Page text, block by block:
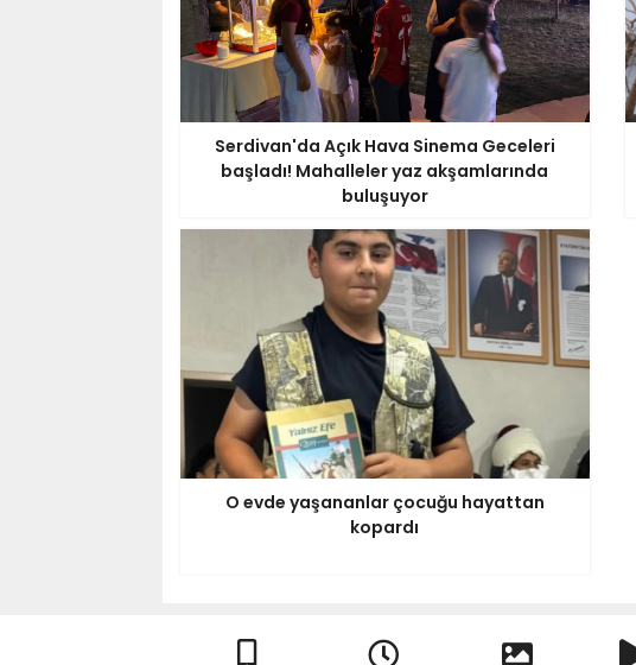
Serdivan'da Açık Hava Sinema Geceleri
başladı! Mahalleler yaz akşamlarında
buluşuyor
O evde yaşananlar çocuğu hayattan
kopardı